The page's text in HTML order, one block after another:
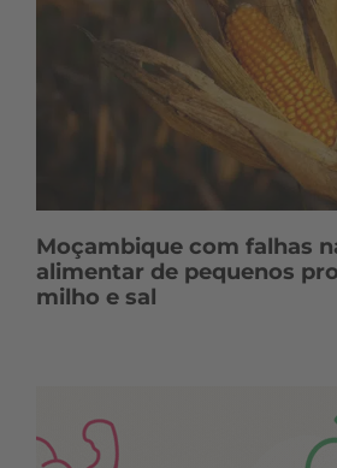
Moçambique com falhas
alimentar de pequenos
milho e sal